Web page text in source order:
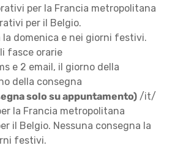
per la Francia metropolitana
per il Belgio.
la domenica e nei giorni festivi.
fasce orarie
e 2 email, il giorno della
della consegna
solo su appuntamento) /it/
la Francia metropolitana
il Belgio. Nessuna consegna la
festivi.